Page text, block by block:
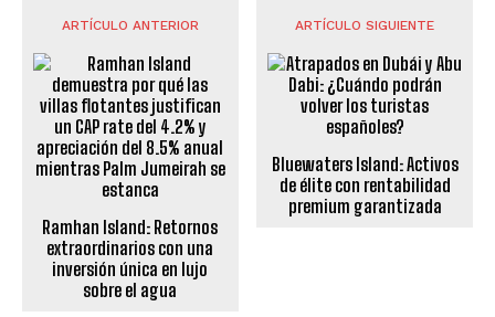
ARTÍCULO ANTERIOR
Ramhan Island: Retornos
extraordinarios con una
inversión única en lujo
sobre el agua
ARTÍCULO SIGUIENTE
Bluewaters Island: Activos
de élite con rentabilidad
premium garantizada